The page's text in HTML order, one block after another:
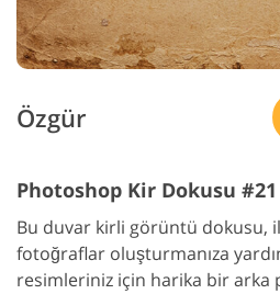
Özgür
Photoshop Kir Dokusu
Bu duvar kirli görüntü dokusu,
fotoğraflar oluşturmanıza
resimleriniz için harika bir arka